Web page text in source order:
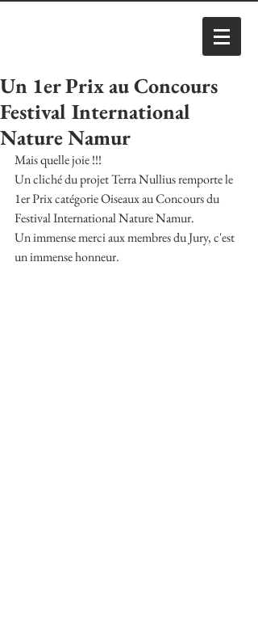
Un 1er Prix au Concours
Festival International
Nature Namur
Mais quelle joie !!!
Un cliché du projet Terra Nullius remporte le
1er Prix catégorie Oiseaux au Concours du
Festival International Nature Namur.
Un immense merci aux membres du Jury, c'est
un immense honneur.